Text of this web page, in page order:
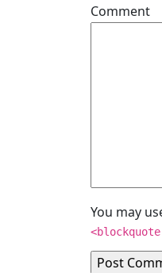
Comment
You may